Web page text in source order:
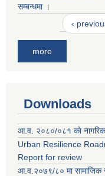
सम्बन्धमा ।
‹
more
Downloads
आ.व. २०८०/०८१ काे
Urban Resilience
Report for review
आ.व.२०७९/८० मा सामाजिक